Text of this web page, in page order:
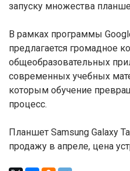
запуску множества
В рамках программы
предлагается громадное
общеобразовательных
современных учебных
которым обучение
процесс.
Планшет Samsung Galaxy
продажу в апреле, цена